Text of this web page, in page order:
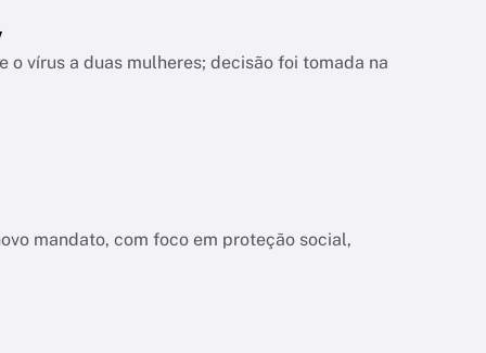
vírus a duas mulheres; decisão foi tomada na
mandato, com foco em proteção social,